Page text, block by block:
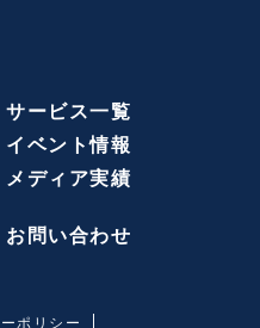
サービス一覧
イベント情報
メディア実績
お問い合わせ
ポリシー